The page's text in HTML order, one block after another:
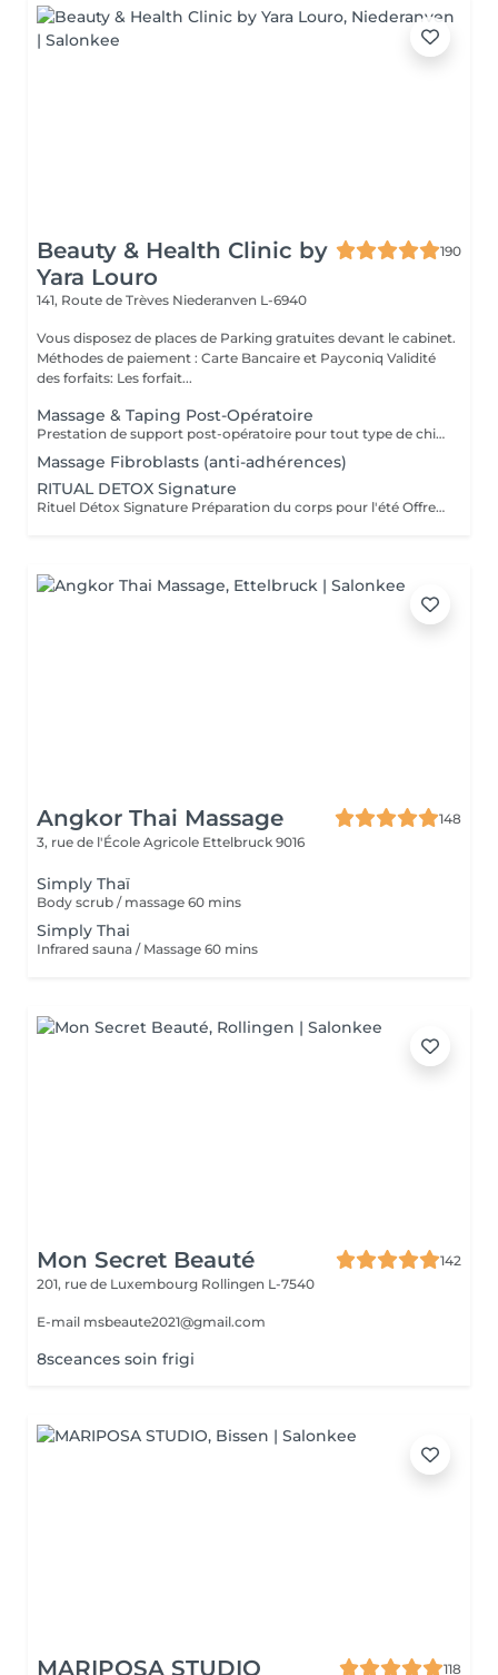
Beauty & Health Clinic by
Yara Louro
190
141, Route de Trèves Niederanven L-6940
Vous disposez de places de Parking gratuites devant le cabinet.
Méthodes de paiement : Carte Bancaire et Payconiq Validité
des forfaits: Les forfait...
Massage & Taping Post-Opératoire
Prestation de support post-opératoire pour tout type de chirurgie plastique. La prestation inclut le drainage lymphatique spécifique au post-opératoire immédiatement après la chirurgie, ainsi que l'application de bandes de taping si/quand nécessaire.
Massage Fibroblasts (anti-adhérences)
RITUAL DETOX Signature
Rituel Détox Signature Préparation du corps pour l'été Offrez à votre corps un moment de pure revitalisation grâce à ce rituel associant gommage exfoliant, argile purifiante et massage détoxifiant. Ce soin favorise l'élimination des impuretés, stimule le drainage et procure une agréable sensation de légèreté. La peau est douce, lumineuse et le corps parfaitement préparé pour la saison estivale. Les bienfaits : Exfolie et revitalise la peau Purifie et reminéralise les tissus Favorise le drainage et la circulation Procure une sensation de légèreté et de bien-être Prépare la peau et le corps à la saison estivale Un rituel complet alliant efficacité, relaxation et élégance pour révéler toute la beauté de votre corps.
Angkor Thai Massage
148
3, rue de l'École Agricole Ettelbruck 9016
Simply Thaï
Body scrub / massage 60 mins
Simply Thai
Infrared sauna / Massage 60 mins
Mon Secret Beauté
142
201, rue de Luxembourg Rollingen L-7540
E-mail msbeaute2021@gmail.com
8sceances soin frigi
MARIPOSA STUDIO 118